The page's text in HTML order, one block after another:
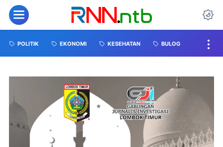
POLITIK EKONOMI KESEHATAN BULOG